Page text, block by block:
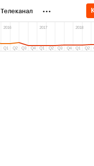
Телеканал ...